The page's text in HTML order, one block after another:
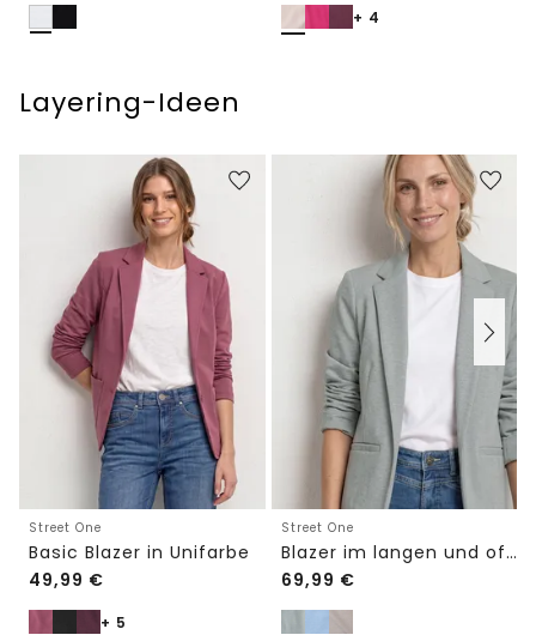
+ 4
Layering-Ideen
Street One
Basic Blazer in Unifarbe
49,99 €
+ 5
Street One
Blazer im langen und offenen Schnitt
69,99 €